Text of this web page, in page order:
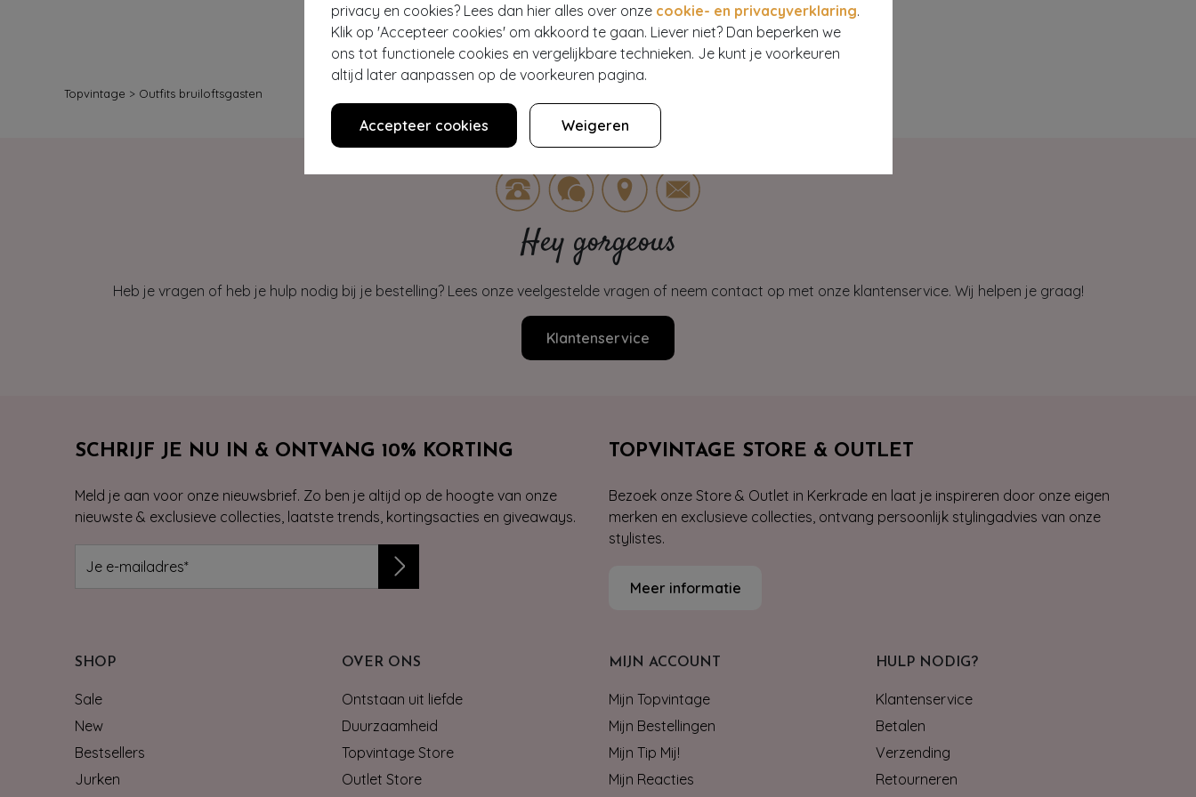
privacy en cookies? Lees dan hier alles over onze cookie- en privacyverklaring.
Klik op 'Accepteer cookies' om akkoord te gaan. Liever niet? Dan beperken we
ons tot functionele cookies en vergelijkbare technieken. Je kunt je voorkeuren
altijd later aanpassen op de voorkeuren pagina.
Accepteer cookies Weigeren
Topvintage > Outfits bruiloftsgasten
Hey gorgeous
Heb je vragen of heb je hulp nodig bij je bestelling? Lees onze veelgestelde vragen of neem contact op met onze klantenservice. Wij helpen je graag!
Klantenservice
SCHRIJF JE NU IN & ONTVANG 10% KORTING
Meld je aan voor onze nieuwsbrief. Zo ben je altijd op de hoogte van onze
nieuwste & exclusieve collecties, laatste trends, kortingsacties en giveaways.
TOPVINTAGE STORE & OUTLET
Bezoek onze Store & Outlet in Kerkrade en laat je inspireren door onze eigen
merken en exclusieve collecties, ontvang persoonlijk stylingadvies van onze
stylistes.
Meer informatie
SHOP
Sale
New
Bestsellers
Jurken
OVER ONS
Ontstaan uit liefde
Duurzaamheid
Topvintage Store
Outlet Store
MIJN ACCOUNT
Mijn Topvintage
Mijn Bestellingen
Mijn Tip Mij!
Mijn Reacties
HULP NODIG?
Klantenservice
Betalen
Verzending
Retourneren